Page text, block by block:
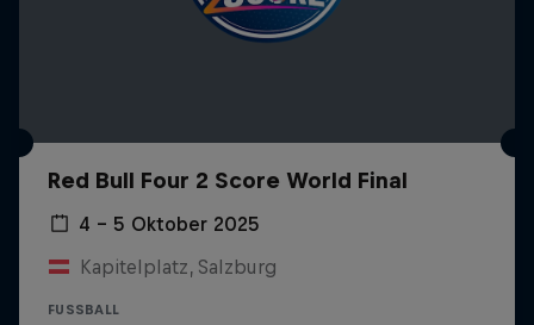
Red Bull Four 2 Score World Final
4 – 5 Oktober 2025
Kapitelplatz, Salzburg
FUSSBALL